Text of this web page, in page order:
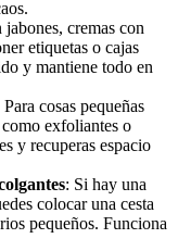
jabones, cremas con
etiquetas o cajas
y mantiene todo en
Para cosas pequeñas
exfoliantes o
y recuperas espacio
: Si hay una
colocar una cesta
pequeños. Funciona